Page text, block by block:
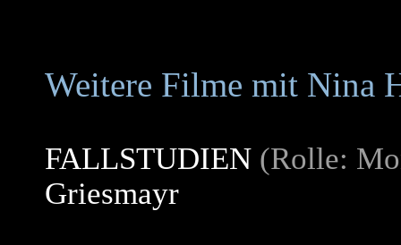
Weitere Filme mit Nina
FALLSTUDIEN (Rolle:
Griesmayr